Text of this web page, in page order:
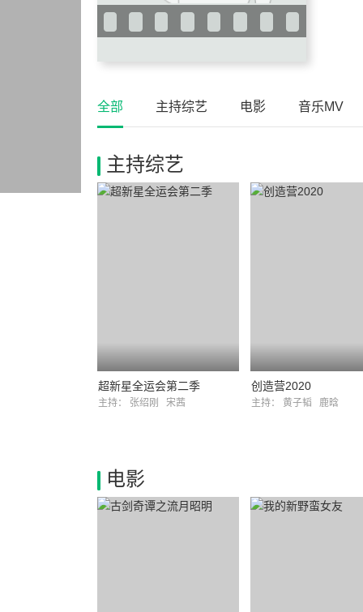
全部 主持综艺 电影 音乐MV
主持综艺
超新星全运会第二季
主持： 张绍刚 宋茜
创造营2020
主持： 黄子韬 鹿晗
电影